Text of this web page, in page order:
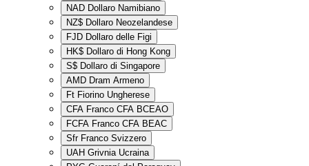
NAD Dollaro Namibiano
NZ$ Dollaro Neozelandese
FJD Dollaro delle Figi
HK$ Dollaro di Hong Kong
S$ Dollaro di Singapore
AMD Dram Armeno
Ft Fiorino Ungherese
CFA Franco CFA BCEAO
FCFA Franco CFA BEAC
Sfr Franco Svizzero
UAH Grivnia Ucraina